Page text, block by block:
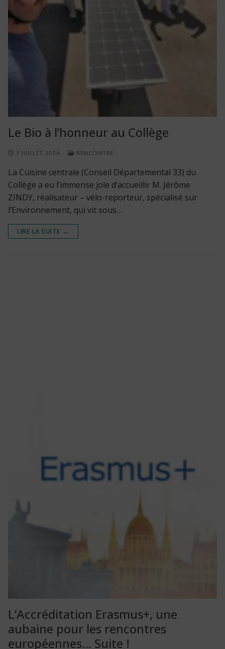
Le Bio à l’honneur au Collège
1 JUILLET 2024 RENCONTRE
La Cuisine centrale (Conseil Départemental 33) du
Collège a eu l’immense joie d’accueillir M. Jérôme
ZINDY, réalisateur – vélo-reporteur, spécialisé sur
l’Environnement, qui vit sous…
LIRE LA SUITE →
L’Accréditation Erasmus+, une
aubaine pour les rencontres
européennes… Suite !